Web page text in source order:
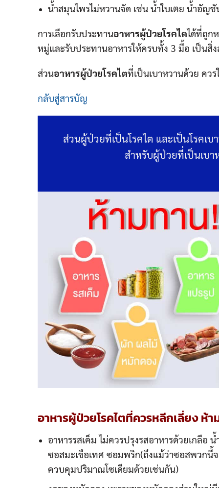
น้ำสมุนไพรไม่หวานจัด เช่น น้ำใบเตย น้ำอัญ
การเลือกรับประทานอาหารผู้ป่วยโรคไตได้ที่ถูก
หมู่และรับประทานอาหารให้ครบทั้ง 3 มื้อ เป็นสิ่
ส่วนอาหารผู้ป่วยโรคไตที่เป็นเบาหวานด้วย คว
กลับสู่สารบัญ
ส่วนผู้ป่วยที่เป็นโรคไต และเป็นโรคเ
สำหรับผู้ป่วยที่เป็นเบา
อาหารผู้ป่วยโรคไตที่ควรหลีกเลี่ยง ห้
อาหารรสเค็ม ไม่ควรปรุงรสอาหารด้วยเกลือ
ซอสมะเขือเทศ ซอมพริก(ถึงแม้ว่าซอสพวกนี้
ควบคุมปริมาณโซเดียมด้วยเช่นกัน)